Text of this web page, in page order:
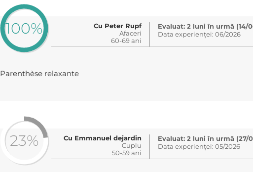
100%
Cu Peter Rupf
Afaceri
60-69 ani
Evaluat: 2 luni în urmă (14/
Data experienței: 06/2026
Parenthèse relaxante
23%
Cu Emmanuel dejardin
Cuplu
50-59 ani
Evaluat: 2 luni în urmă (27/
Data experienței: 05/2026